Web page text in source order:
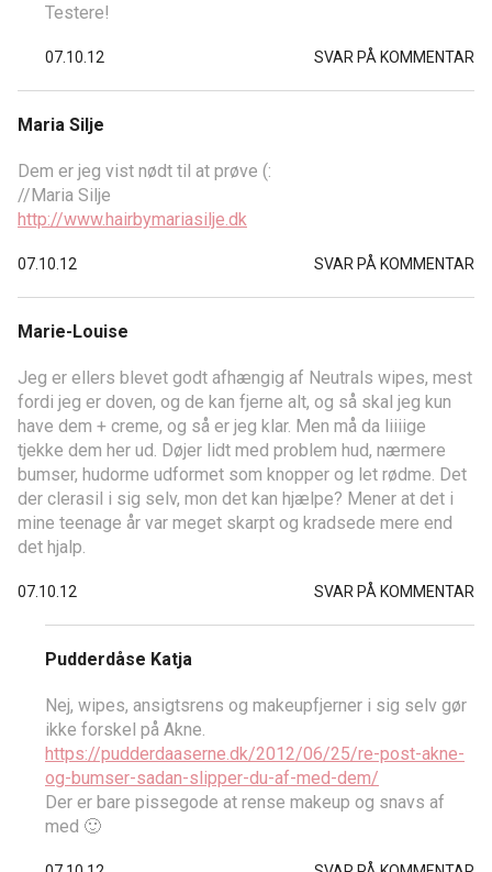
Testere!
07.10.12 SVAR PÅ KOMMENTAR
Maria Silje
Dem er jeg vist nødt til at prøve (:
//Maria Silje
http://www.hairbymariasilje.dk
07.10.12 SVAR PÅ KOMMENTAR
Marie-Louise
Jeg er ellers blevet godt afhængig af Neutrals wipes, mest
fordi jeg er doven, og de kan fjerne alt, og så skal jeg kun
have dem + creme, og så er jeg klar. Men må da liiiige
tjekke dem her ud. Døjer lidt med problem hud, nærmere
bumser, hudorme udformet som knopper og let rødme. Det
der clerasil i sig selv, mon det kan hjælpe? Mener at det i
mine teenage år var meget skarpt og kradsede mere end
det hjalp.
07.10.12 SVAR PÅ KOMMENTAR
Pudderdåse Katja
Nej, wipes, ansigtsrens og makeupfjerner i sig selv gør
ikke forskel på Akne.
https://pudderdaaserne.dk/2012/06/25/re-post-akne-
og-bumser-sadan-slipper-du-af-med-dem/
Der er bare pissegode at rense makeup og snavs af
med 🙂